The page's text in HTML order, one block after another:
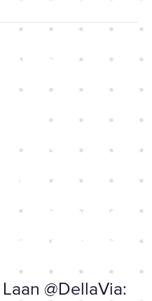
der Laan
spinde
van
van Tiesto,
Inna.
hij een
nahu5FTlrw
@DellaVia: